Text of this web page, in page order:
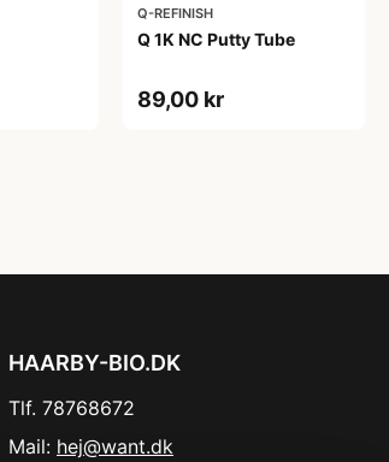
Q-REFINISH
Q 1K NC Putty Tube
89,00 kr
HAARBY-BIO.DK
Tlf. 78768672
Mail: hej@want.dk